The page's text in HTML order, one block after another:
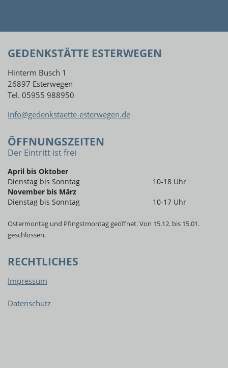
GEDENKSTÄTTE ESTERWEGEN
Hinterm Busch 1
26897 Esterwegen
Tel. 05955 988950
info@gedenkstaette-esterwegen.de
ÖFFNUNGSZEITEN
Der Eintritt ist frei
April bis Oktober
Dienstag bis Sonntag
10-18 Uhr
November bis März
Dienstag bis Sonntag
10-17 Uhr
Ostermontag und Pfingstmontag geöffnet. Von 15.12. bis 15.01.
geschlossen.
RECHTLICHES
Impressum
Datenschutz